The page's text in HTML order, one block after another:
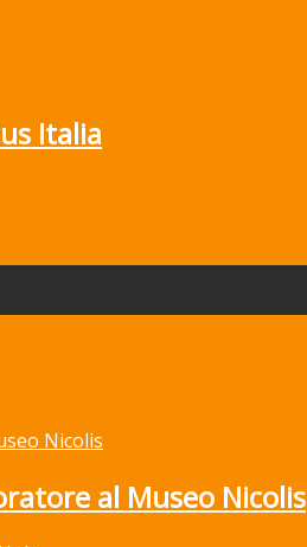
Italia
al Museo Nicolis